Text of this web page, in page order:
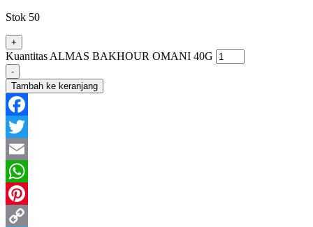
Stok 50
+
Kuantitas ALMAS BAKHOUR OMANI 40G
-
Tambah ke keranjang
Facebook
Twitter
Email
WhatsApp
Pinterest